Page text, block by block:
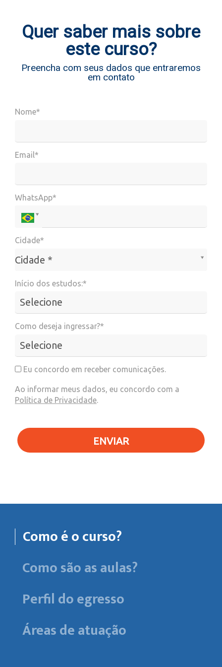
Quer saber mais sobre
este curso?
Preencha com seus dados que entraremos
em contato
Nome*
Email*
WhatsApp*
Cidade*
Cidade *
Cidade*
Início dos estudos:*
Como deseja ingressar?*
Eu concordo em receber comunicações.
Ao informar meus dados, eu concordo com a
Política de Privacidade.
ENVIAR
Como é o curso?
Como são as aulas?
Perfil do egresso
Áreas de atuação